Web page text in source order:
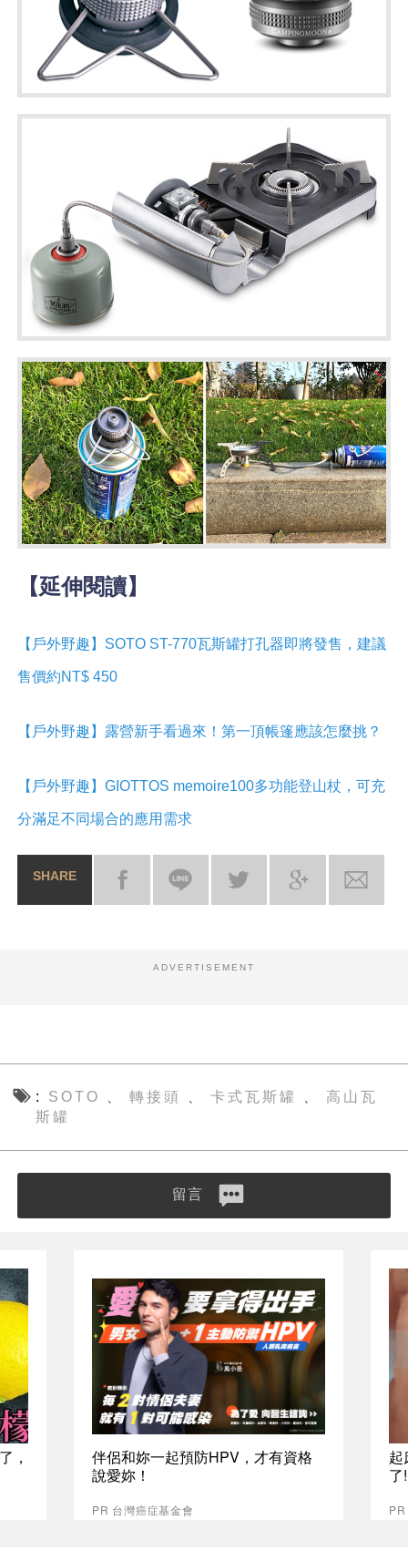
【延伸閱讀】
【戶外野趣】SOTO ST-770瓦斯罐打孔器即將發售，建議
售價約NT$ 450
【戶外野趣】露營新手看過來！第一頂帳篷應該怎麼挑？
【戶外野趣】GIOTTOS memoire100多功能登山杖，可充
分滿足不同場合的應用需求
SHARE
ADVERTISEMENT
SOTO 轉接頭 卡式瓦斯罐
高山瓦
斯罐
留言
，
伴侶和妳一起預防HPV，才有資格
說愛妳！
PR 台灣癌症基金會
起
了